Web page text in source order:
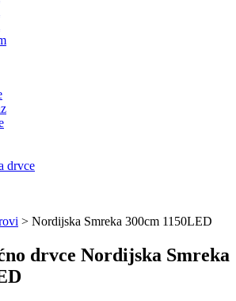
drvce
> Nordijska Smreka 300cm 1150LED
drvce Nordijska Smreka